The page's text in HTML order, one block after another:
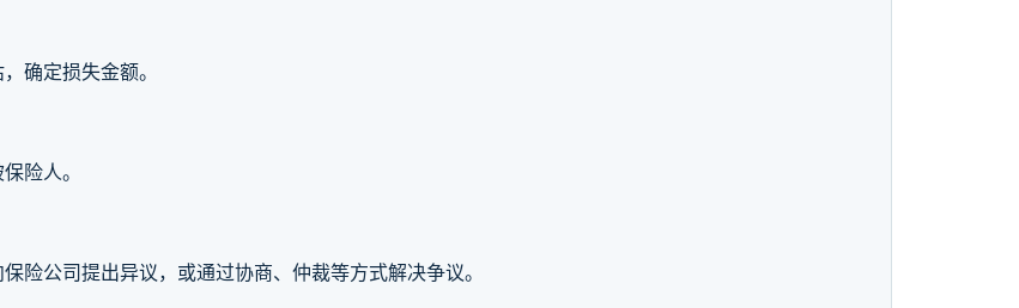
确定损失金额。
险人。
险公司提出异议，或通过协商、仲裁等方式解决争议。